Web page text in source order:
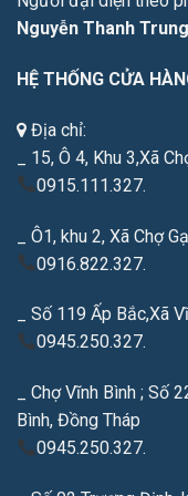
Nguyễn Thanh Trung
HỆ THỐNG CỬA
Địa chỉ:
_ 15, Ô 4, Khu 3,Xã
0915.111.327.
_ Ô1, khu 2, Xã Chợ
0916.822.327.
_ Số 119 Ấp Bắc,Xã
0945.250.327.
_ Chợ Vĩnh Bình ; Số
Bình, Đồng Tháp
0945.250.327.